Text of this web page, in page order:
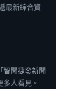
最新綜合資
智聞捷發新聞
人看見。